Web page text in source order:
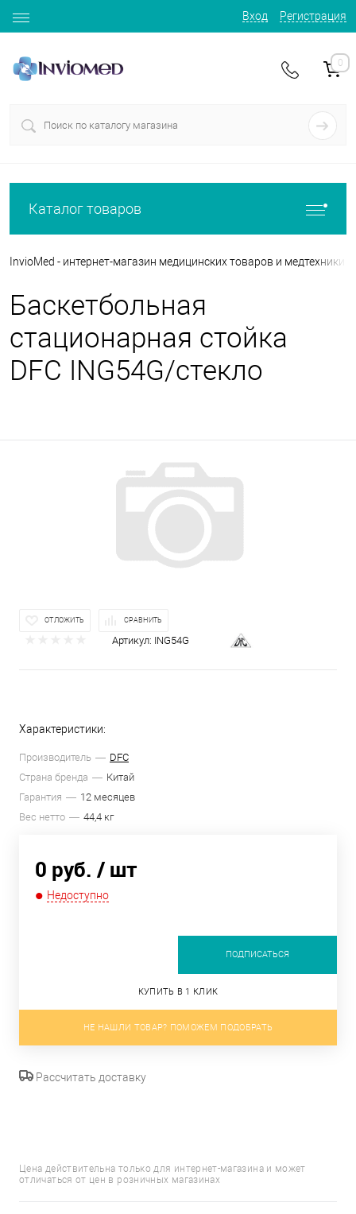
Вход Регистрация
0
Каталог товаров
InvioMed - интернет-магазин медицинских товаров и медтехники
Баскетбольная
стационарная стойка
DFC ING54G/стекло
ОТЛОЖИТЬ СРАВНИТЬ
Артикул: ING54G
Характеристики:
Производитель
DFC
Страна бренда
Китай
Гарантия
12 месяцев
Вес нетто
44,4 кг
0 руб. / шт
Недоступно
ПОДПИСАТЬСЯ
КУПИТЬ В 1 КЛИК
НЕ НАШЛИ ТОВАР? ПОМОЖЕМ ПОДОБРАТЬ
Рассчитать доставку
Цена действительна только для интернет-магазина и может
отличаться от цен в розничных магазинах